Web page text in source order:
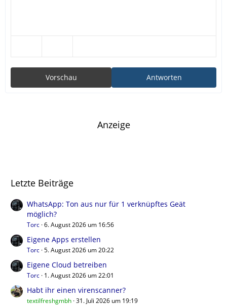
Antworten
Vorschau
Anzeige
Letzte Beiträge
WhatsApp: Ton aus nur für 1 verknüpftes Geät
möglich?
Torc 6. August 2026 um 16:56
Eigene Apps erstellen
Torc 5. August 2026 um 20:22
Eigene Cloud betreiben
Torc 1. August 2026 um 22:01
Habt ihr einen virenscanner?
textilfreshgmbh 31. Juli 2026 um 19:19